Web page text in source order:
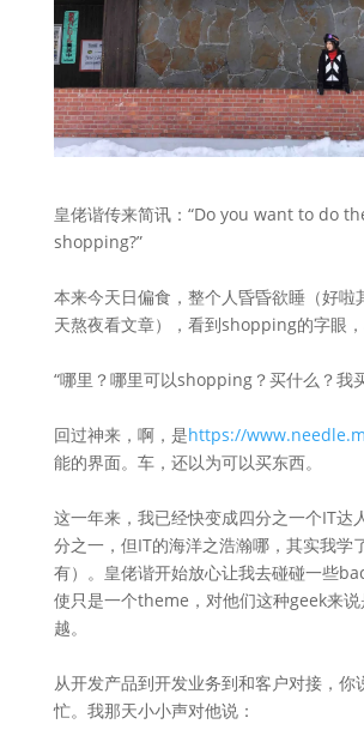
皇佬谐传来简讯：“Do you want to do
shopping?”
本来今天日偏食，整个人昏昏欲睡（好啦
天熬夜看文章），看到shopping的字眼，
“哪里？哪里可以shopping？买什么？我
回过神来，啊，是https://
能的界面。车，还以为可以买东西。
这一年来，我已经快变成四分之一个IT达
分之一，但IT的海洋之浩瀚哪，其实我学
有）。皇佬谐开始放心让我去碰碰一些
使只是一个theme，对他们这种geek来
越。
从开发产品到开发业务到和客户对接，你
忙。我那天小小声对他说：